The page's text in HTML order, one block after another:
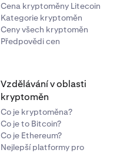
Cena kryptoměny Litecoin
Kategorie kryptoměn
Ceny všech kryptoměn
Předpovědi cen
Vzdělávání v oblasti
kryptoměn
Co je kryptoměna?
Co je to Bitcoin?
Co je Ethereum?
Nejlepší platformy pro